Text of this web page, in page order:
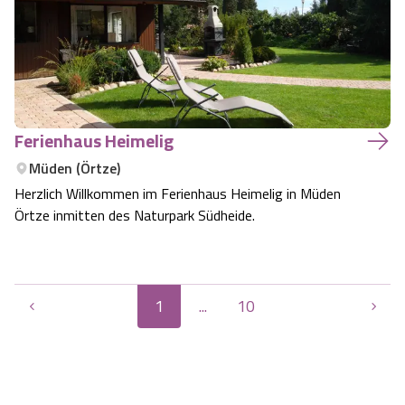
Ferienhaus Heimelig
Müden (Örtze)
Herzlich Willkommen im Ferienhaus Heimelig in Müden
Örtze inmitten des Naturpark Südheide.
1 ... 10